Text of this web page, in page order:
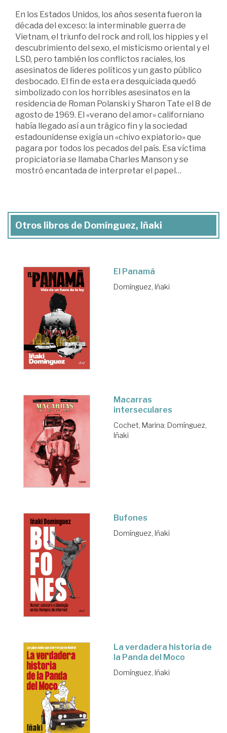
En los Estados Unidos, los años sesenta fueron la
década del exceso: la interminable guerra de
Vietnam, el triunfo del rock and roll, los hippies y el
descubrimiento del sexo, el misticismo oriental y el
LSD, pero también los conflictos raciales, los
asesinatos de líderes políticos y un gasto público
desbocado. El fin de esta era desquiciada quedó
simbolizado con los horribles asesinatos en la
residencia de Roman Polanski y Sharon Tate el 8 de
agosto de 1969. El «verano del amor» californiano
había llegado así a un trágico fin y la sociedad
estadounidense exigía un «chivo expiatorio» que
pagara por todos los pecados del país. Esa víctima
propiciatoria se llamaba Charles Manson y se
mostró encantada de interpretar el papel…
Otros libros de Domínguez, Iñaki
El Panamá
Domínguez, Iñaki
Macarras
interseculares
Cochet, Marina; Domínguez,
Iñaki
Bufones
Domínguez, Iñaki
La verdadera historia de
la Panda del Moco
Domínguez, Iñaki